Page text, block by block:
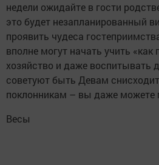
недели ожидайте в гости
это будет незапланированный
проявить чудеса
вполне могут начать учить «как
хозяйство и даже воспитывать
советуют быть Девам
поклонникам – вы даже можете
Весы